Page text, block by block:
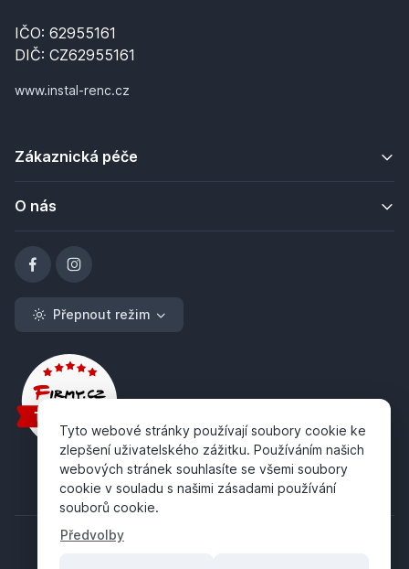
IČO: 62955161
DIČ: CZ62955161
www.instal-renc.cz
Zákaznická péče
O nás
Přepnout režim
Tyto webové stránky používají soubory cookie ke
zlepšení uživatelského zážitku. Používáním našich
webových stránek souhlasíte se všemi soubory
cookie v souladu s našimi zásadami používání
souborů cookie.
Předvolby